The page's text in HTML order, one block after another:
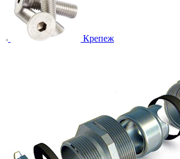
Крепеж